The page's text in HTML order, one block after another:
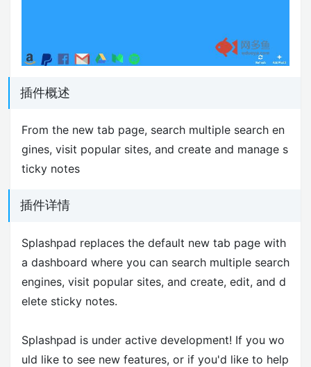
插件概述
From the new tab page, search multiple search en
gines, visit popular sites, and create and manage s
ticky notes
插件详情
Splashpad replaces the default new tab page with
a dashboard where you can search multiple search
engines, visit popular sites, and create, edit, and d
elete sticky notes.
Splashpad is under active development! If you wo
uld like to see new features, or if you'd like to help